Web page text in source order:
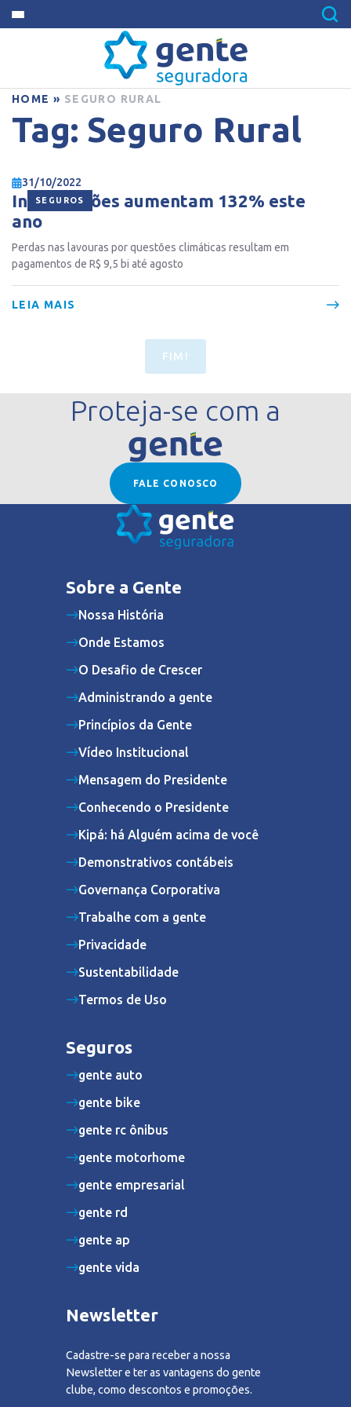
HOME » SEGURO RURAL
Tag: Seguro Rural
SEGUROS
31/10/2022
Indenizações aumentam 132% este
ano
Perdas nas lavouras por questões climáticas resultam em
pagamentos de R$ 9,5 bi até agosto
LEIA MAIS
FIM!
Proteja-se com a
FALE CONOSCO
Sobre a Gente
Nossa História
Onde Estamos
O Desafio de Crescer
Administrando a gente
Princípios da Gente
Vídeo Institucional
Mensagem do Presidente
Conhecendo o Presidente
Kipá: há Alguém acima de você
Demonstrativos contábeis
Governança Corporativa
Trabalhe com a gente
Privacidade
Sustentabilidade
Termos de Uso
Seguros
gente auto
gente bike
gente rc ônibus
gente motorhome
gente empresarial
gente rd
gente ap
gente vida
Newsletter
Cadastre-se para receber a nossa
Newsletter e ter as vantagens do gente
clube, como descontos e promoções.